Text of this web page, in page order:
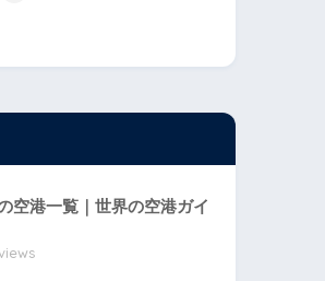
空港一覧｜世界の空港ガイ